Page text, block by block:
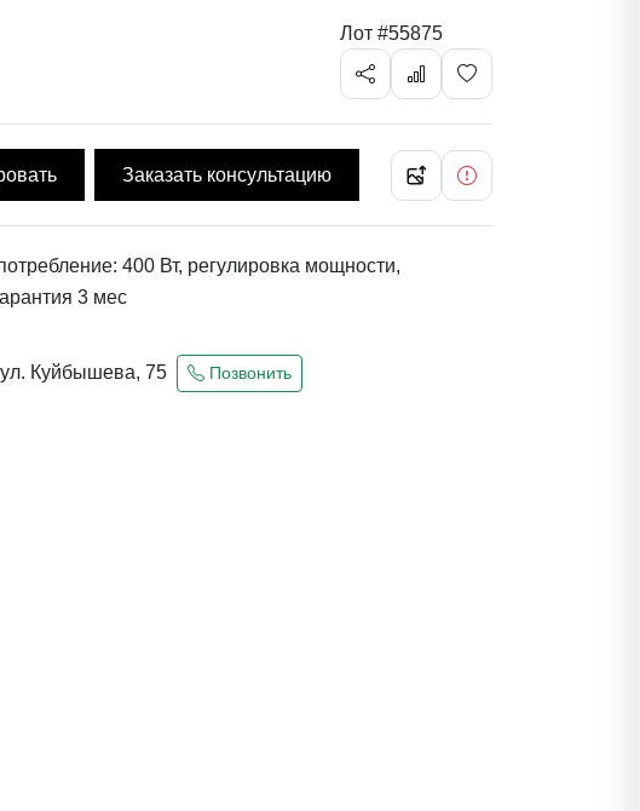
Лот #55875
Заказать консультацию
400 Вт, регулировка мощности,
3 мес
Куйбышева, 75 Позвонить